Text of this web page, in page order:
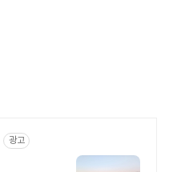
광고